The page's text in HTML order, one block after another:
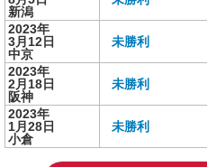
新潟
2023年
3月12日
中京
未勝利
2023年
2月18日
阪神
未勝利
2023年
1月28日
小倉
未勝利